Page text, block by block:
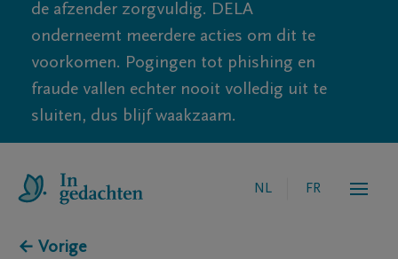
de afzender zorgvuldig. DELA
onderneemt meerdere acties om dit te
voorkomen. Pogingen tot phishing en
fraude vallen echter nooit volledig uit te
sluiten, dus blijf waakzaam.
NL FR
← Vorige